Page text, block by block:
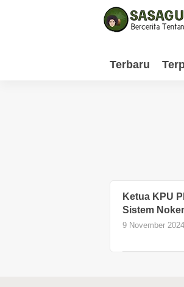
Terbaru
Ketua KPU
Sistem
9 November